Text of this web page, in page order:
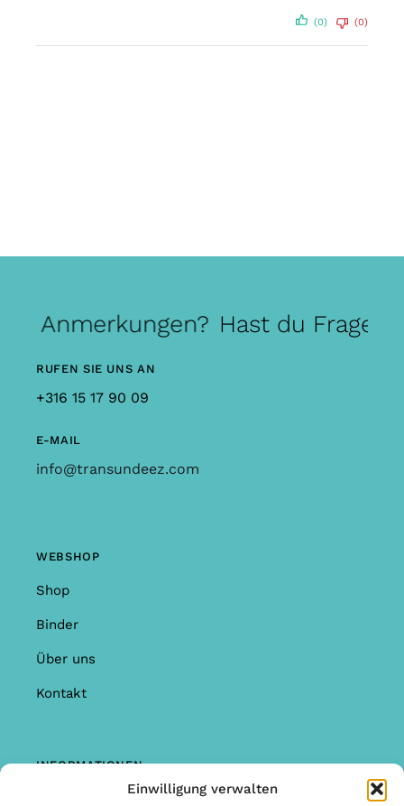
Einwilligung verwalten
(0) (0)
Anmerkungen? Hast du Fragen
RUFEN SIE UNS AN
+316 15 17 90 09
E-MAIL
info@transundeez.com
WEBSHOP
Shop
Binder
Über uns
Kontakt
INFORMATIONEN